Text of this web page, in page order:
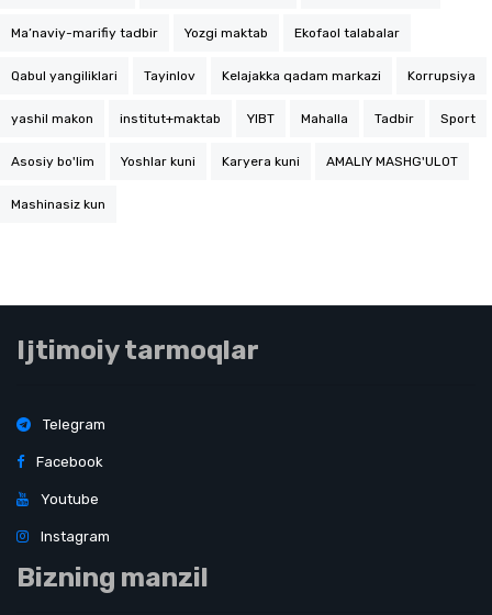
Ma’naviy-marifiy tadbir Yozgi maktab Ekofaol talabalar
Qabul yangiliklari Tayinlov Kelajakka qadam markazi Korrupsiya
yashil makon institut+maktab YIBT Mahalla Tadbir Sport
Asosiy bo'lim Yoshlar kuni Karyera kuni AMALIY MASHG'ULOT
Mashinasiz kun
Ijtimoiy tarmoqlar
Telegram
Facebook
Youtube
Instagram
Bizning manzil